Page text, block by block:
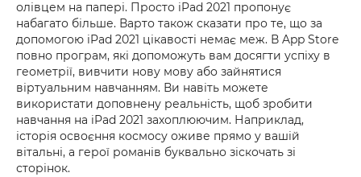
олівцем на папері. Просто iPad 2021 пропонує
набагато більше. Варто також сказати про те, що за
допомогою iPad 2021 цікавості немає меж. В App Store
повно програм, які допоможуть вам досягти успіху в
геометрії, вивчити нову мову або зайнятися
віртуальним навчанням. Ви навіть можете
використати доповнену реальність, щоб зробити
навчання на iPad 2021 захоплюючим. Наприклад,
історія освоєння космосу оживе прямо у вашій
вітальні, а герої романів буквально зіскочать зі
сторінок.